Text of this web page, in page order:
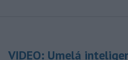
VIDEO: Umelá